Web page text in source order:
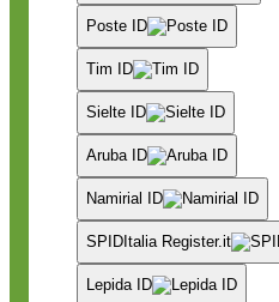
Poste ID
Tim ID
Sielte ID
Aruba ID
Namirial ID
SPIDItalia Register.it
Lepida ID